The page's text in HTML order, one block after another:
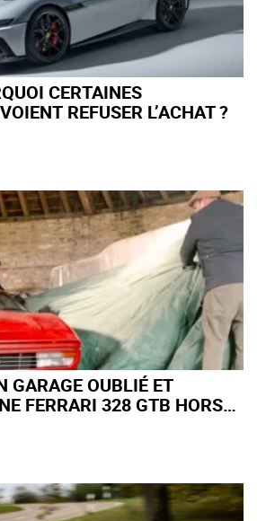
CERTAINES
REFUSER L’ACHAT ?
GARAGE OUBLIÉ ET
FERRARI 328 GTB HORS